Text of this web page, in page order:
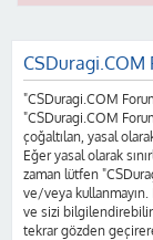
CSDuragi.COM
"CSDuragi.COM
"CSDuragi.COM
çoğaltılan, yasal
Eğer yasal olarak
zaman lütfen
ve/veya
ve sizi
tekrar gözden